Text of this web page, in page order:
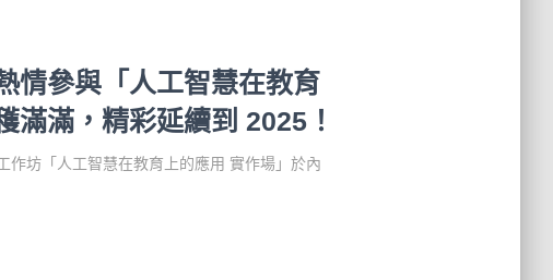
情參與「人工智慧在教育
滿滿，精彩延續到 2025！
作坊「人工智慧在教育上的應用 實作場」於內